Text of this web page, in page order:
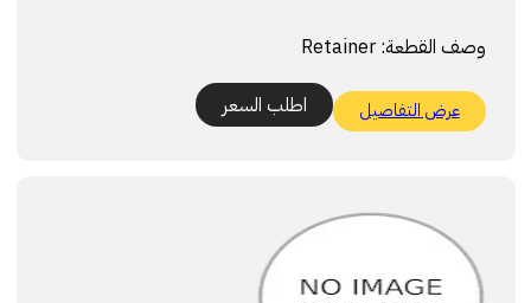
وصف القطعة:Retainer
عرض التفاصيل اطلب السعر